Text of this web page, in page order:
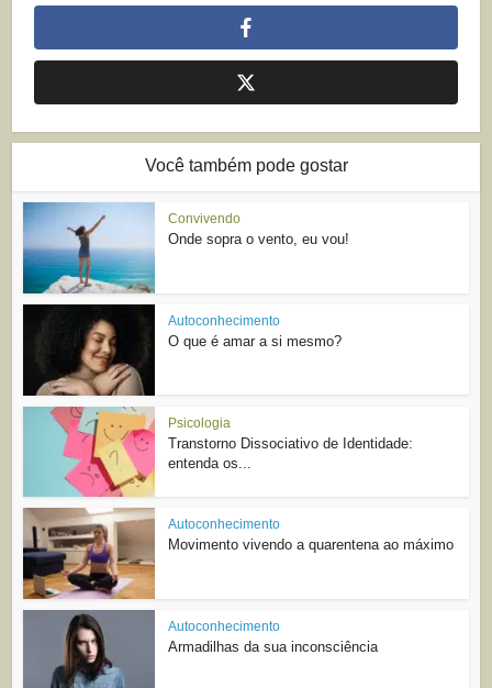
Você também pode gostar
Convivendo
Onde sopra o vento, eu vou!
Autoconhecimento
O que é amar a si mesmo?
Psicologia
Transtorno Dissociativo de Identidade:
entenda os...
Autoconhecimento
Movimento vivendo a quarentena ao máximo
Autoconhecimento
Armadilhas da sua inconsciência